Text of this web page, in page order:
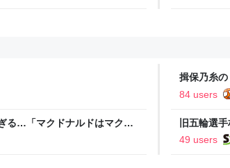
揖保乃糸
84 users
る…「マクドナルドはマクド
旧五輪選
ルで挑む
49 users